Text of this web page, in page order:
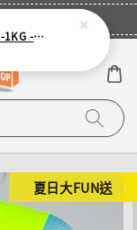
夏日大FUN送
【ROYALPRO】全分離乳清蛋白-1KG -多口味任選｜可加購湯匙